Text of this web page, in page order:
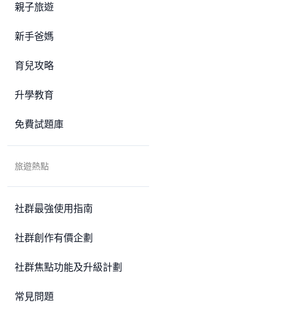
親子旅遊
新手爸媽
育兒攻略
升學教育
免費試題庫
旅遊熱點
社群最強使用指南
社群創作有價企劃
社群焦點功能及升級計劃
常見問題